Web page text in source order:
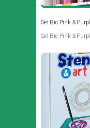
Set Bic Pink &
Set Bic Pink &